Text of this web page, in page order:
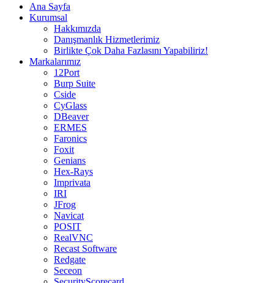
Ana Sayfa
Kurumsal
Hakkımızda
Danışmanlık Hizmetlerimiz
Birlikte Çok Daha Fazlasını Yapabiliriz!
Markalarımız
12Port
Burp Suite
Cside
CyGlass
DBeaver
ERMES
Faronics
Foxit
Genians
Hex-Rays
Imprivata
IRI
JFrog
Navicat
POSIT
RealVNC
Recast Software
Redgate
Seceon